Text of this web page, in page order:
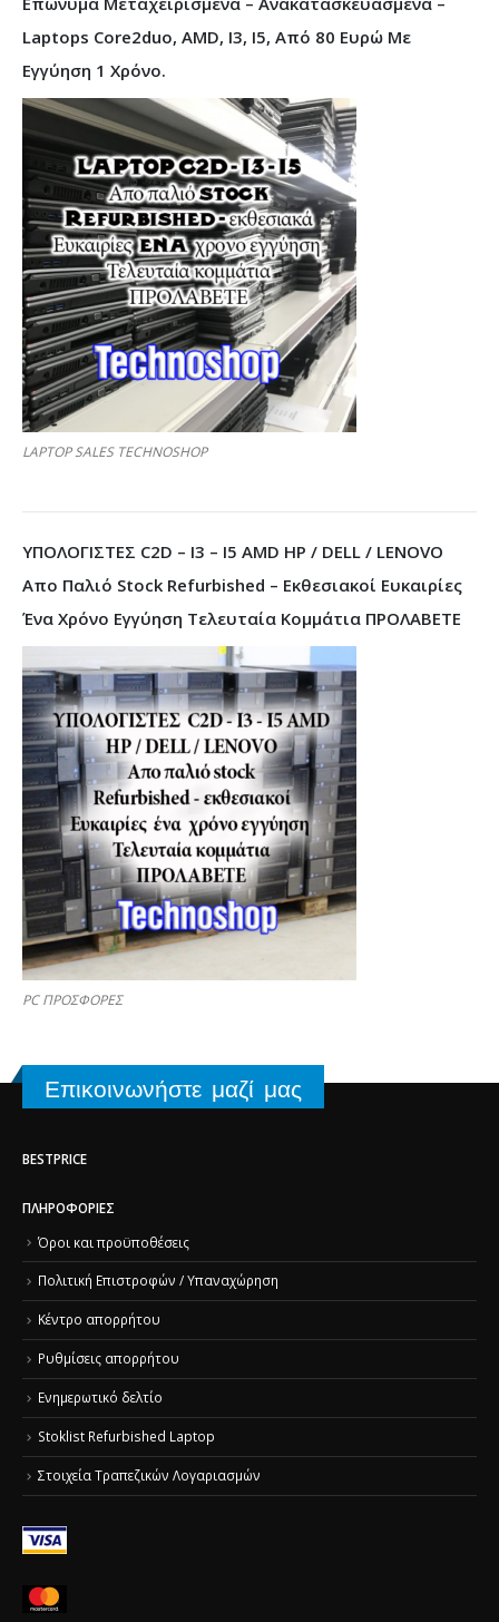
Laptops Core2duo, AMD, I3, I5, Από 80 Ευρώ Με
Εγγύηση 1 Χρόνο.
LAPTOP SALES TECHNOSHOP
ΥΠΟΛΟΓΙΣΤΕΣ C2D – I3 – I5 AMD HP / DELL / LENOVO
Απο Παλιό Stock Refurbished – Εκθεσιακοί Ευκαιρίες
Ένα Χρόνο Εγγύηση Τελευταία Κομμάτια ΠΡΟΛΑΒΕΤΕ
PC ΠΡΟΣΦΟΡΕΣ
Επικοινωνήστε μαζί μας
BESTPRICE
ΠΛΗΡΟΦΟΡΊΕΣ
Όροι και προϋποθέσεις
Πολιτική Επιστροφών / Υπαναχώρηση
Κέντρο απορρήτου
Ρυθμίσεις απορρήτου
Ενημερωτικό δελτίο
Stoklist Refurbished Laptop
Στοιχεία Τραπεζικών Λογαριασμών